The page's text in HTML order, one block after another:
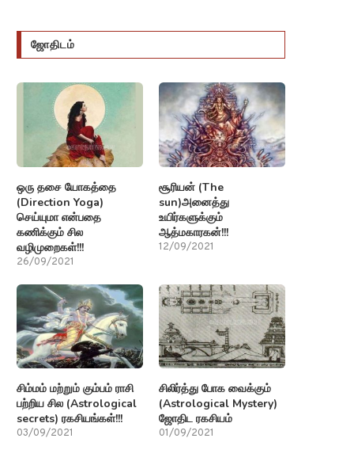
ஜோதிடம்
ஒரு தசை யோகத்தை
(Direction Yoga)
செய்யுமா என்பதை
கணிக்கும் சில
வழிமுறைகள்!!!
26/09/2021
சூரியன் (The
sun)அனைத்து
உயிர்களுக்கும்
ஆத்மகாரகன்!!!
12/09/2021
சிம்மம் மற்றும் கும்பம் ராசி
பற்றிய சில (Astrological
secrets) ரகசியங்கள்!!!
03/09/2021
சிலிர்த்து போக வைக்கும்
(Astrological Mystery)
ஜோதிட ரகசியம்
01/09/2021